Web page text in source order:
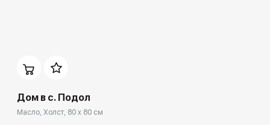
Дом в с. Подол
Масло, Холст, 80 x 80 см